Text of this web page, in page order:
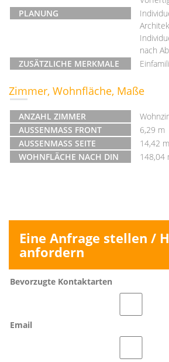
PLANUNG
nach
ZUSÄTZLICHE MERKMALE
Zimmer, Wohnfläche, Maße
ANZAHL ZIMMER
AUSSENMASS FRONT
6,29 m
AUSSENMASS SEITE
14,42 m
WOHNFLÄCHE NACH DIN
148,04
Eine Anfrage stellen /
anfordern
Bevorzugte Kontaktarten
Email